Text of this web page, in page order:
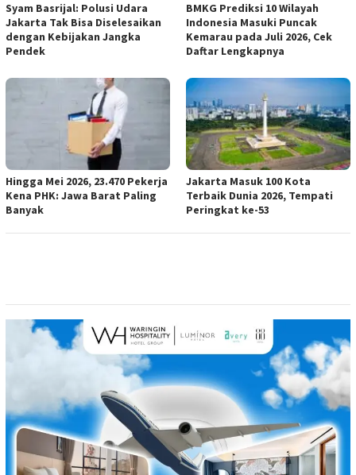
Syam Basrijal: Polusi Udara
Jakarta Tak Bisa Diselesaikan
dengan Kebijakan Jangka
Pendek
BMKG Prediksi 10 Wilayah
Indonesia Masuki Puncak
Kemarau pada Juli 2026, Cek
Daftar Lengkapnya
Hingga Mei 2026, 23.470 Pekerja
Kena PHK: Jawa Barat Paling
Banyak
Jakarta Masuk 100 Kota
Terbaik Dunia 2026, Tempati
Peringkat ke-53